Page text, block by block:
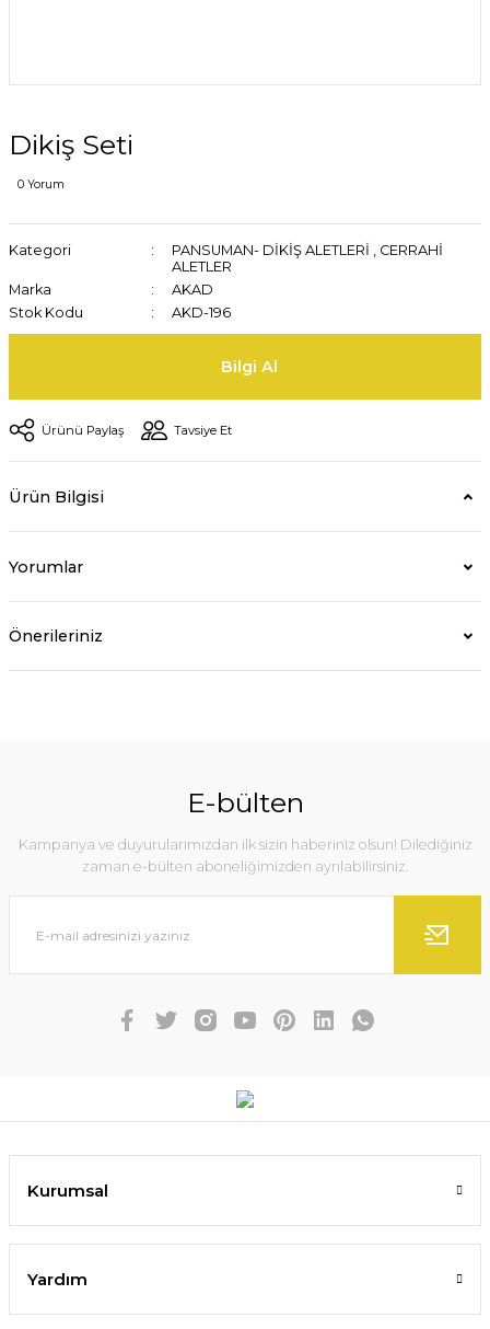
Dikiş Seti
0 Yorum
Kategori PANSUMAN- DİKİŞ ALETLERİ , CERRAHİ
ALETLER
Marka
AKAD
Stok Kodu
AKD-196
Bilgi Al
Ürünü Paylaş Tavsiye Et
Ürün Bilgisi
Yorumlar
Önerileriniz
E-bülten
Kampanya ve duyurularımızdan ilk sizin haberiniz olsun! Dilediğiniz
zaman e-bülten aboneliğimizden ayrılabilirsiniz.
Kurumsal
Yardım